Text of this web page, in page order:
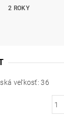
2 ROKY
veľkosť: 36